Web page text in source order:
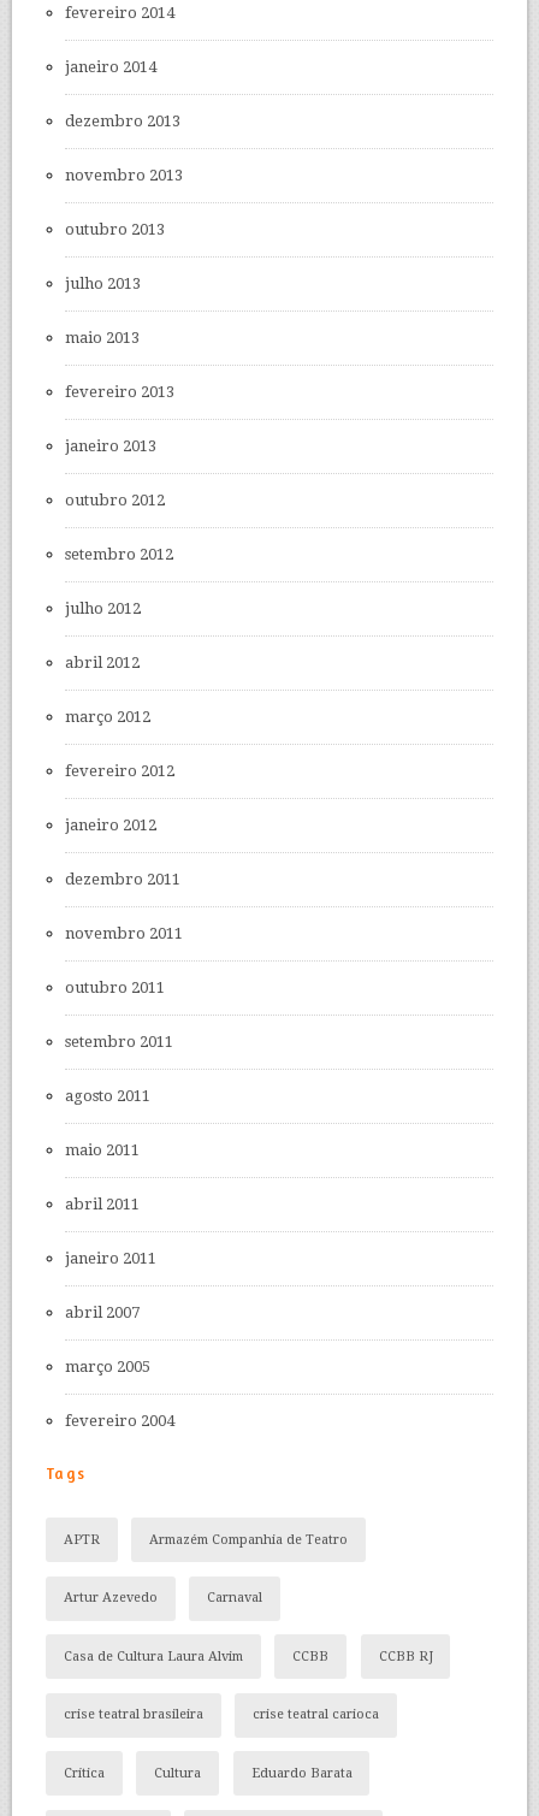
fevereiro 2014
janeiro 2014
dezembro 2013
novembro 2013
outubro 2013
julho 2013
maio 2013
fevereiro 2013
janeiro 2013
outubro 2012
setembro 2012
julho 2012
abril 2012
março 2012
fevereiro 2012
janeiro 2012
dezembro 2011
novembro 2011
outubro 2011
setembro 2011
agosto 2011
maio 2011
abril 2011
janeiro 2011
abril 2007
março 2005
fevereiro 2004
Tags
APTR Armazém Companhia de Teatro
Artur Azevedo Carnaval
Casa de Cultura Laura Alvim CCBB CCBB RJ
crise teatral brasileira crise teatral carioca
Crítica Cultura Eduardo Barata